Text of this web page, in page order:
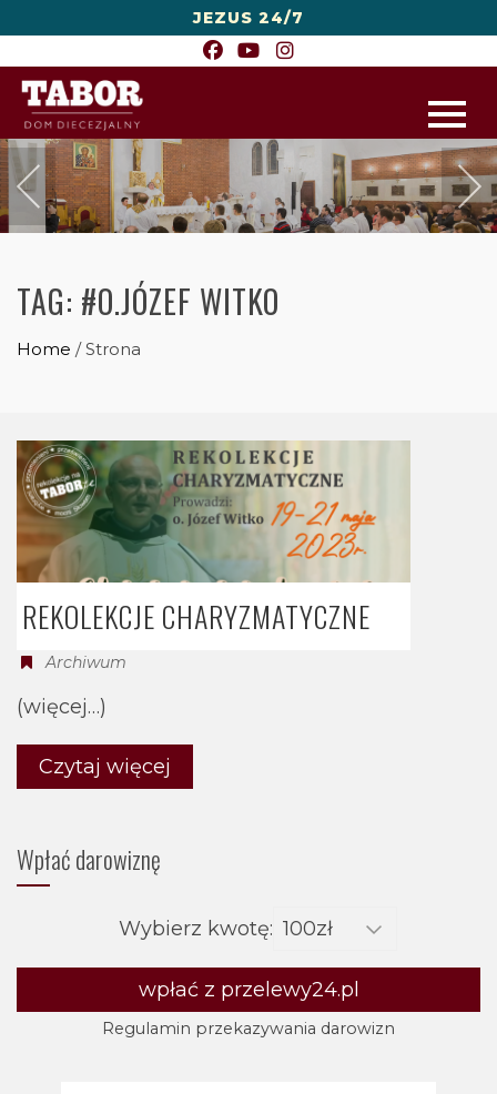
JEZUS 24/7
TAG: #O.JÓZEF WITKO
Home /Strona
REKOLEKCJE CHARYZMATYCZNE
Archiwum
(więcej…)
Czytaj więcej
Wpłać darowiznę
Wybierz kwotę:
wpłać z przelewy24.pl
Regulamin przekazywania darowizn